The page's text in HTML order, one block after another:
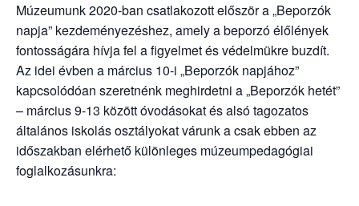
Múzeumunk 2020-ban csatlakozott először a „Beporzók
napja” kezdeményezéshez, amely a beporzó élőlények
fontosságára hívja fel a figyelmet és védelmükre buzdít.
Az idei évben a március 10-i „Beporzók napjához”
kapcsolódóan szeretnénk meghirdetni a „Beporzók hetét”
– március 9-13 között óvodásokat és alsó tagozatos
általános iskolás osztályokat várunk a csak ebben az
időszakban elérhető különleges múzeumpedagógiai
foglalkozásunkra: